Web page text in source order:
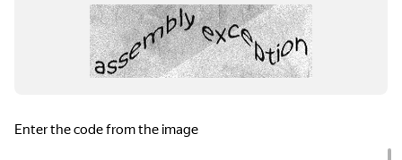
info@teploexpert.com
Пн—Сб 09:00 – 18:00
TeploExpert.com © 2008 - 2026 Оборудование для